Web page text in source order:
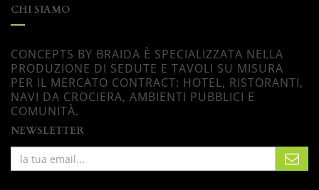
CHI SIAMO
CONCEPTS BY BRAIDA È SPECIALIZZATA NELLA
PRODUZIONE DI SEDUTE E TAVOLI SU MISURA
PER IL MERCATO CONTRACT: HOTEL, RISTORANTI,
NAVI DA CROCIERA, AMBIENTI PUBBLICI E
COMUNITÀ.
NEWSLETTER